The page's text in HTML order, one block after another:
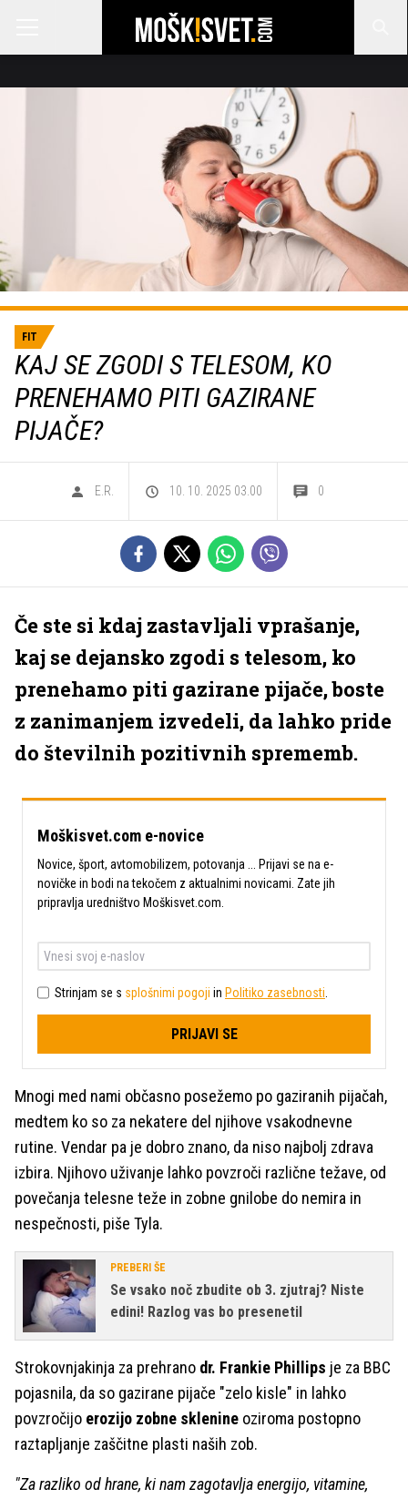
FIT
KAJ SE ZGODI S TELESOM, KO
PRENEHAMO PITI GAZIRANE
PIJAČE?
E.R. 10. 10. 2025 03.00 0
Če ste si kdaj zastavljali vprašanje,
kaj se dejansko zgodi s telesom, ko
prenehamo piti gazirane pijače, boste
z zanimanjem izvedeli, da lahko pride
do številnih pozitivnih sprememb.
Moškisvet.com e-novice
Novice, šport, avtomobilizem, potovanja ... Prijavi se na e-
novičke in bodi na tekočem z aktualnimi novicami. Zate jih
pripravlja uredništvo Moškisvet.com.
Strinjam se s splošnimi pogoji in Politiko zasebnosti
PRIJAVI SE
Mnogi med nami občasno posežemo po gaziranih pijačah,
medtem ko so za nekatere del njihove vsakodnevne
rutine. Vendar pa je dobro znano, da niso najbolj zdrava
izbira. Njihovo uživanje lahko povzroči različne težave, od
povečanja telesne teže in zobne gnilobe do nemira in
nespečnosti, piše Tyla.
PREBERI ŠE
Se vsako noč zbudite ob 3. zjutraj? Niste
edini! Razlog vas bo presenetil
Strokovnjakinja za prehrano dr. Frankie Phillips je za BBC
pojasnila, da so gazirane pijače "zelo kisle" in lahko
povzročijo erozijo zobne sklenine oziroma postopno
raztapljanje zaščitne plasti naših zob.
"Za razliko od hrane, ki nam zagotavlja energijo, vitamine,